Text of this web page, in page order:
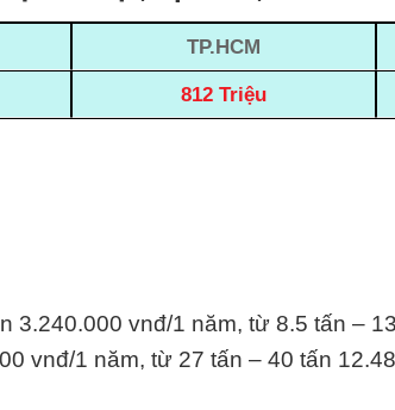
TP.HCM
812 Triệu
3.240.000 vnđ/1 năm, từ 8.5 tấn –
vnđ/1 năm, từ 27 tấn – 40 tấn